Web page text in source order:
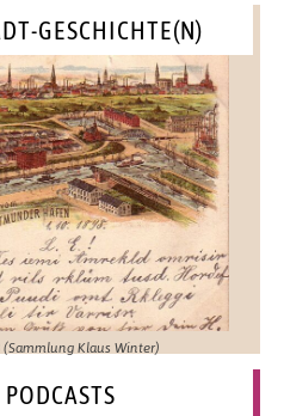
GESCHICHTE(N)
Klaus Winter)